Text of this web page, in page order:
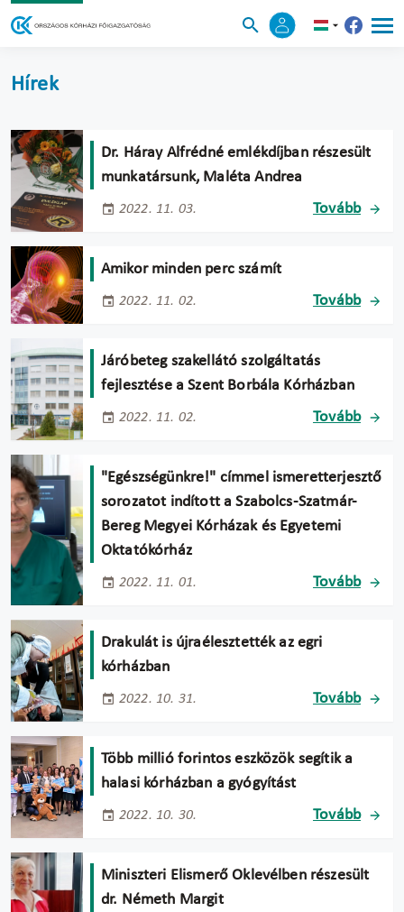
Hírek
Dr. Háray Alfrédné emlékdíjban részesült
munkatársunk, Maléta Andrea
2022. 11. 03. Tovább
Amikor minden perc számít
2022. 11. 02. Tovább
Járóbeteg szakellátó szolgáltatás
fejlesztése a Szent Borbála Kórházban
2022. 11. 02. Tovább
"Egészségünkre!" címmel ismeretterjesztő
sorozatot indított a Szabolcs-Szatmár-
Bereg Megyei Kórházak és Egyetemi
Oktatókórház
2022. 11. 01. Tovább
Drakulát is újraélesztették az egri
kórházban
2022. 10. 31. Tovább
Több millió forintos eszközök segítik a
halasi kórházban a gyógyítást
2022. 10. 30. Tovább
Miniszteri Elismerő Oklevélben részesült
dr. Németh Margit